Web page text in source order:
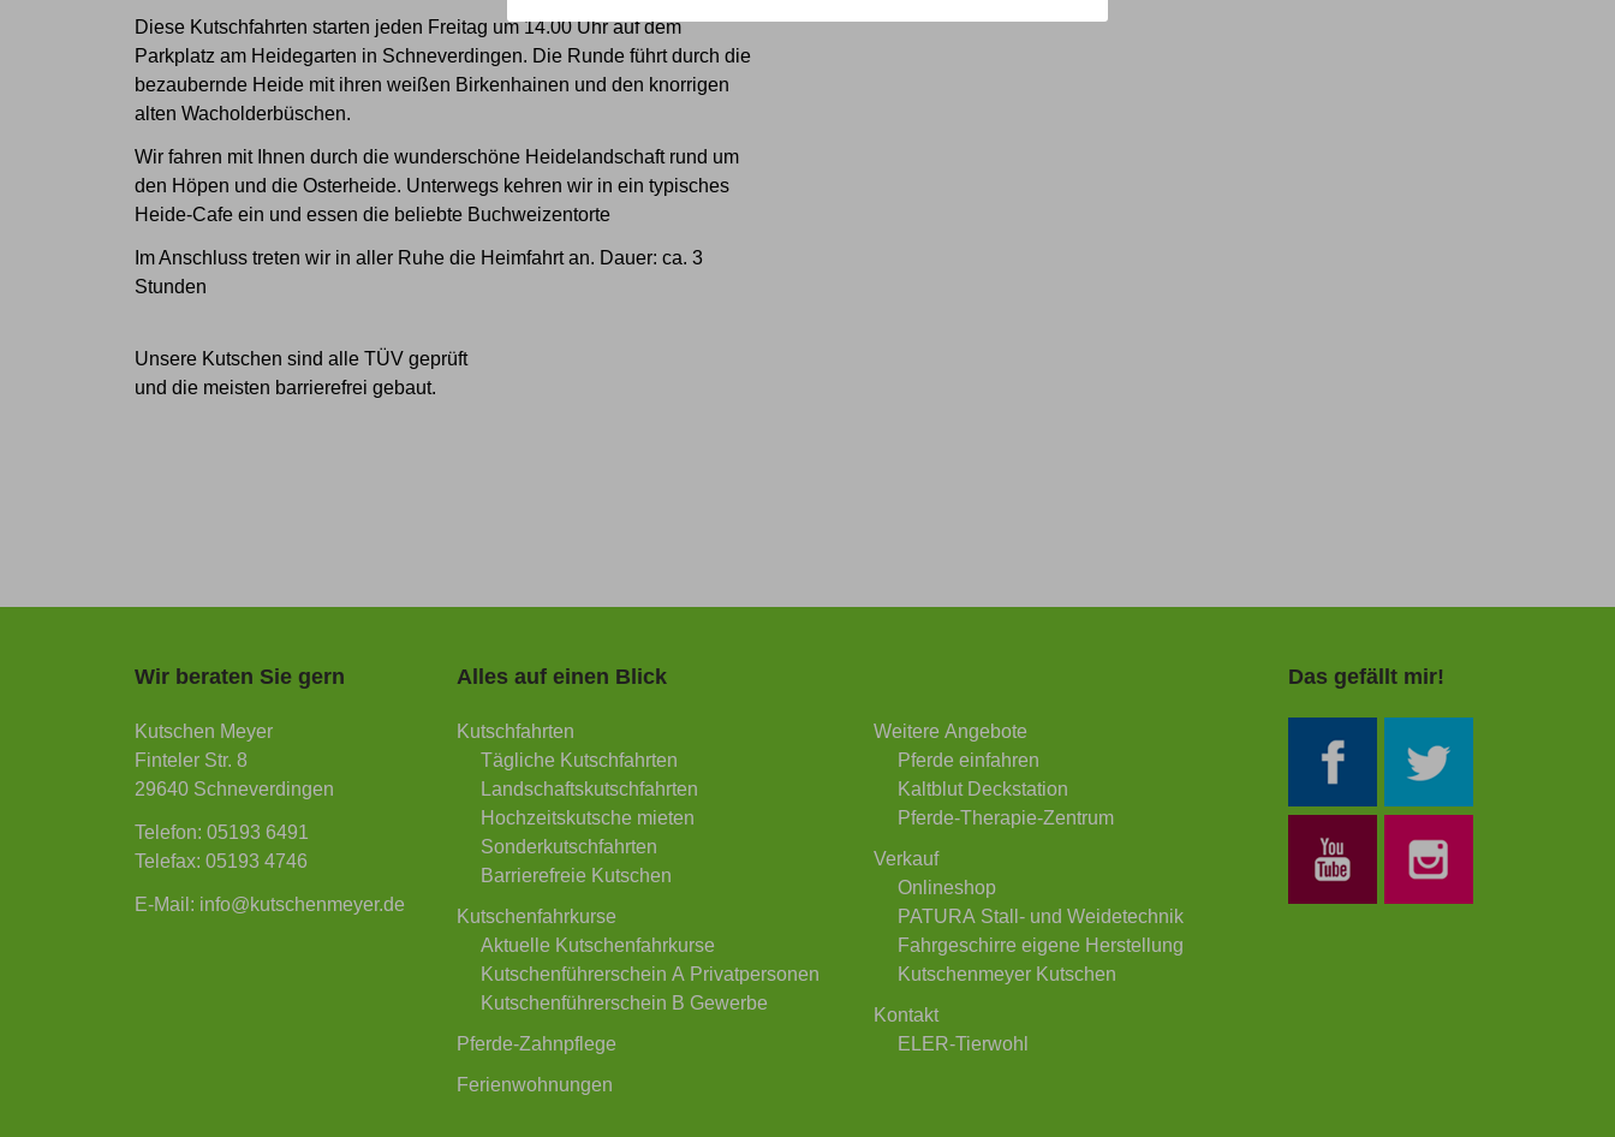
Diese Kutschfahrten starten jeden Freitag um 14.00 Uhr auf dem
Parkplatz am Heidegarten in Schneverdingen. Die Runde führt durch die
bezaubernde Heide mit ihren weißen Birkenhainen und den knorrigen
alten Wacholderbüschen.
Wir fahren mit Ihnen durch die wunderschöne Heidelandschaft rund um
den Höpen und die Osterheide. Unterwegs kehren wir in ein typisches
Heide-Cafe ein und essen die beliebte Buchweizentorte
Im Anschluss treten wir in aller Ruhe die Heimfahrt an. Dauer: ca. 3
Stunden
Unsere Kutschen sind alle TÜV geprüft
und die meisten barrierefrei gebaut.
Wir beraten Sie gern
Kutschen Meyer
Finteler Str. 8
29640 Schneverdingen
Telefon: 05193 6491
Telefax: 05193 4746
E-Mail: info@kutschenmeyer.de
Alles auf einen Blick
Navigation
überspringen
Kutschfahrten
Tägliche Kutschfahrten
Landschaftskutschfahrten
Hochzeitskutsche mieten
Sonderkutschfahrten
Barrierefreie Kutschen
Kutschenfahrkurse
Aktuelle Kutschenfahrkurse
Kutschenführerschein A Privatpersonen
Kutschenführerschein B Gewerbe
Pferde-Zahnpflege
Ferienwohnungen
Weitere Angebote
Pferde einfahren
Kaltblut Deckstation
Pferde-Therapie-Zentrum
Verkauf
Onlineshop
PATURA Stall- und Weidetechnik
Fahrgeschirre eigene Herstellung
Kutschenmeyer Kutschen
Kontakt
ELER-Tierwohl
Das gefällt mir!